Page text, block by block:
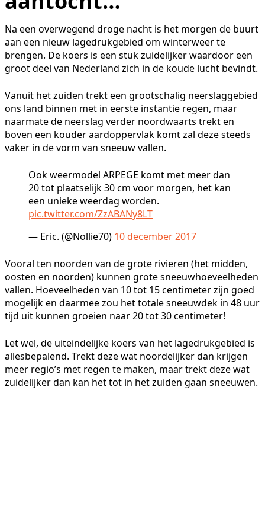
Na een overwegend droge nacht is het morgen de buurt
aan een nieuw lagedrukgebied om winterweer te
brengen. De koers is een stuk zuidelijker waardoor een
groot deel van Nederland zich in de koude lucht bevindt.
Vanuit het zuiden trekt een grootschalig neerslaggebied
ons land binnen met in eerste instantie regen, maar
naarmate de neerslag verder noordwaarts trekt en
boven een kouder aardoppervlak komt zal deze steeds
vaker in de vorm van sneeuw vallen.
Ook weermodel ARPEGE komt met meer dan
20 tot plaatselijk 30 cm voor morgen, het kan
een unieke weerdag worden.
pic.twitter.com/ZzABANy8LT
— Eric. (@Nollie70) 10 december 2017
Vooral ten noorden van de grote rivieren (het midden,
oosten en noorden) kunnen grote sneeuwhoeveelheden
vallen. Hoeveelheden van 10 tot 15 centimeter zijn goed
mogelijk en daarmee zou het totale sneeuwdek in 48 uur
tijd uit kunnen groeien naar 20 tot 30 centimeter!
Let wel, de uiteindelijke koers van het lagedrukgebied is
allesbepalend. Trekt deze wat noordelijker dan krijgen
meer regio’s met regen te maken, maar trekt deze wat
zuidelijker dan kan het tot in het zuiden gaan sneeuwen.